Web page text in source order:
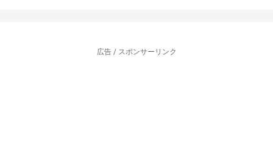
広告 / スポンサーリンク